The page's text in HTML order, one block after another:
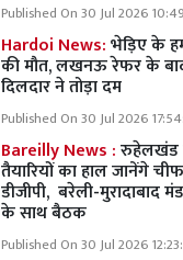
Published On 30 Jul 2026
Hardoi News:भेड़िए के
की मौत, लखनऊ रेफर के
दिलदार ने तोड़ा दम
Published On 30 Jul 2026
Bareilly News :रुहेलखंड
तैयारियों का हाल जानेंगे
डीजीपी, बरेली-मुरादाबाद
के साथ बैठक
Published On 30 Jul 2026